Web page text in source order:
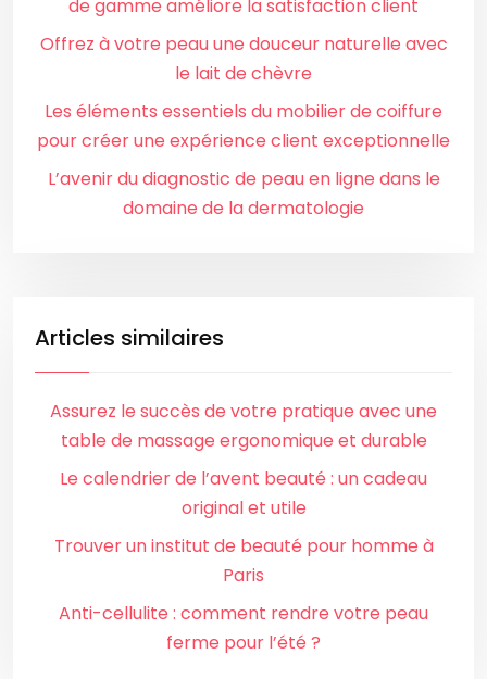
de gamme améliore la satisfaction client
Offrez à votre peau une douceur naturelle avec
le lait de chèvre
Les éléments essentiels du mobilier de coiffure
pour créer une expérience client exceptionnelle
L’avenir du diagnostic de peau en ligne dans le
domaine de la dermatologie
Articles similaires
Assurez le succès de votre pratique avec une
table de massage ergonomique et durable
Le calendrier de l’avent beauté : un cadeau
original et utile
Trouver un institut de beauté pour homme à
Paris
Anti-cellulite : comment rendre votre peau
ferme pour l’été ?